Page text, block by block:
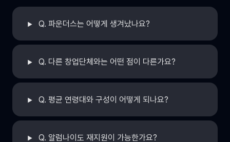
Q. 파운더스는 어떻게 생겨났나요?
Q. 다른 창업단체와는 어떤 점이 다른가요?
Q. 평균 연령대와 구성이 어떻게 되나요?
Q. 알럼나이도 재지원이 가능한가요?